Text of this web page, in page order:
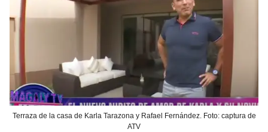
Terraza de la casa de Karla Tarazona y Rafael Fernández. Foto: captura de
ATV